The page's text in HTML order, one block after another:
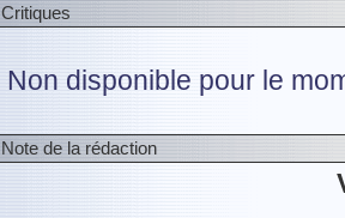
Critiques
Non disponible pour le
Note de la rédaction